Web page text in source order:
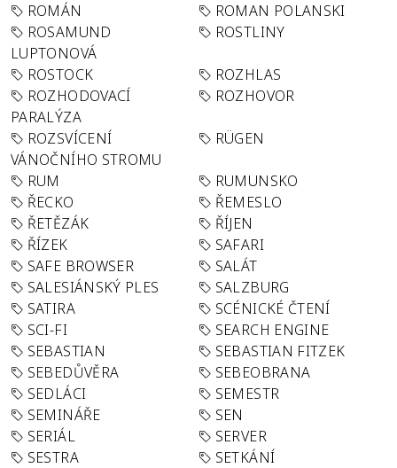
ROMÁN
ROMAN POLANSKI
ROSAMUND
LUPTONOVÁ
ROSTLINY
ROSTOCK
ROZHLAS
ROZHODOVACÍ
PARALÝZA
ROZHOVOR
ROZSVÍCENÍ
VÁNOČNÍHO STROMU
RÜGEN
RUM
RUMUNSKO
ŘECKO
ŘEMESLO
ŘETĚZÁK
ŘÍJEN
ŘÍZEK
SAFARI
SAFE BROWSER
SALÁT
SALESIÁNSKÝ PLES
SALZBURG
SATIRA
SCÉNICKÉ ČTENÍ
SCI-FI
SEARCH ENGINE
SEBASTIAN
SEBASTIAN FITZEK
SEBEDŮVĚRA
SEBEOBRANA
SEDLÁCI
SEMESTR
SEMINÁŘE
SEN
SERIÁL
SERVER
SESTRA
SETKÁNÍ